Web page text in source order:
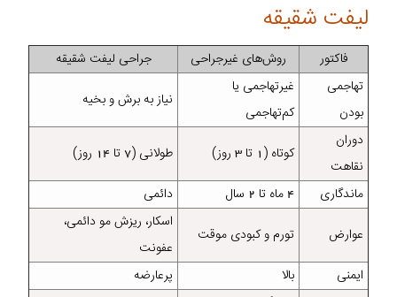
لیفت شقیقه
فاکتور روش‌های غیرجراحی
جراحی لیفت شقیقه
تهاجمی
بودن
غیرتهاجمی یا
کم‌تهاجمی
نیاز به برش و بخیه
دوران
نقاهت
کوتاه (1 تا 3 روز) طولانی (7 تا 14 روز)
ماندگاری 4 ماه تا 2 سال دائمی
عوارض تورم و کبودی موقت
اسکار، ریزش مو دائمی،
عفونت
ایمنی
بالا
پرعارضه